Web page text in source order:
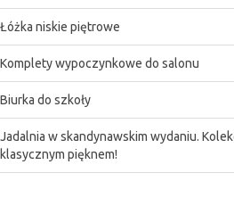
Łóżka niskie piętrowe
Komplety wypoczynkowe do salonu
Biurka do szkoły
Jadalnia w skandynawskim wydaniu.
klasycznym pięknem!